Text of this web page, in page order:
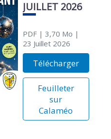
JUILLET 2026
PDF| 3,70 Mo |
23 Juillet 2026
Télécharger
Feuilleter
sur
Calaméo